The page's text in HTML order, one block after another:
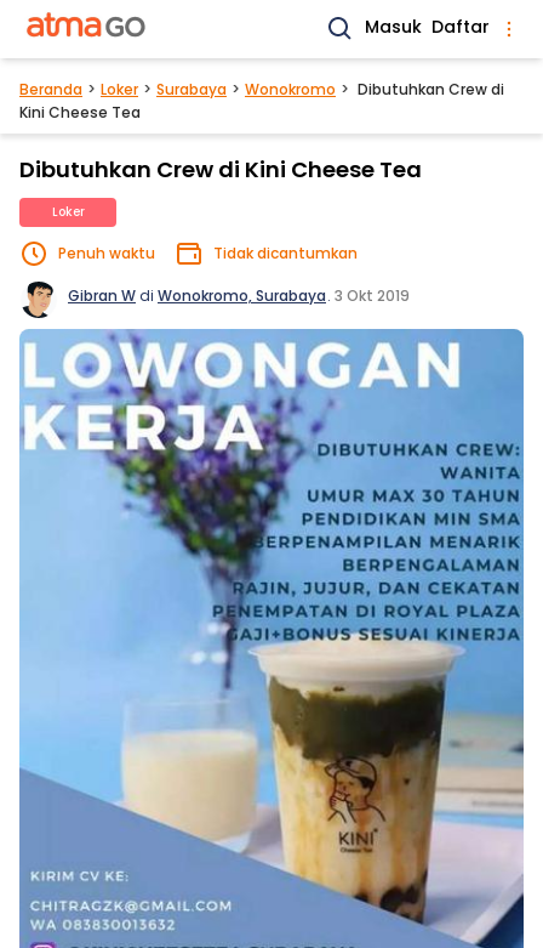
Masuk Daftar
Beranda Loker Surabaya Wonokromo
Dibutuhkan Crew di
Kini Cheese Tea
Dibutuhkan Crew di Kini Cheese Tea
Loker
Penuh waktu Tidak dicantumkan
Gibran Wdi Wonokromo, Surabaya. 3 Okt 2019